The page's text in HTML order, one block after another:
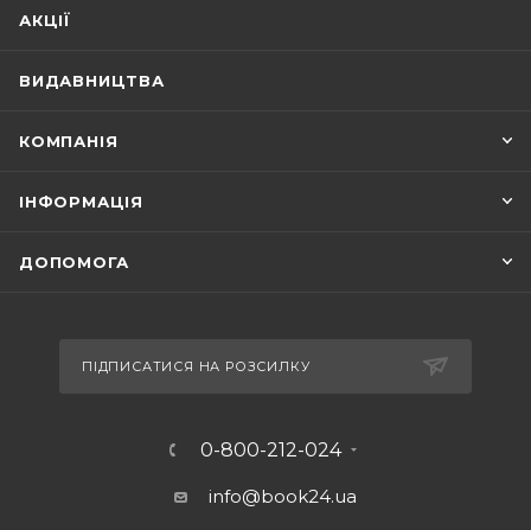
АКЦІЇ
ВИДАВНИЦТВА
КОМПАНІЯ
ІНФОРМАЦІЯ
ДОПОМОГА
ПІДПИСАТИСЯ НА РОЗСИЛКУ
0-800-212-024
info@book24.ua